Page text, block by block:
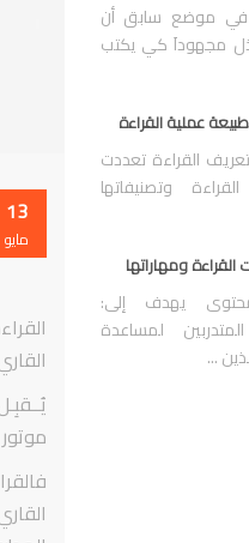
في موضع سابق أن
مجهوداَ كي يكتب
عملية القراءة
القراءة تعددت
وتصنيفاتها
القراءة ومهاراتها
يهدف إلى:
لمساعدة
...
13
مايو